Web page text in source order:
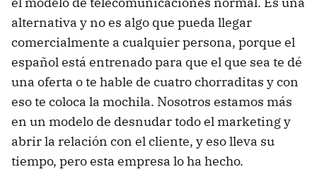
alternativa y no es algo que pueda llegar
comercialmente a cualquier persona, porque el
español está entrenado para que el que sea te dé
una oferta o te hable de cuatro chorraditas y con
eso te coloca la mochila. Nosotros estamos más
en un modelo de desnudar todo el marketing y
abrir la relación con el cliente, y eso lleva su
tiempo, pero esta empresa lo ha hecho.